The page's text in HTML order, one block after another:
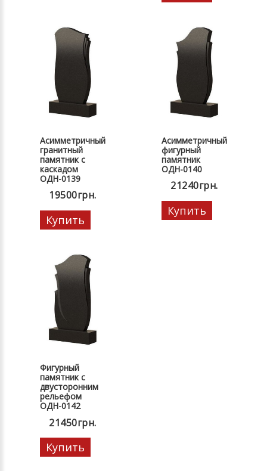
Асимметричный
гранитный
памятник с
каскадом
ОДН-0139
19500грн.
Купить
Асимметричный
фигурный
памятник
ОДН-0140
21240грн.
Купить
Фигурный
памятник с
двусторонним
рельефом
ОДН-0142
21450грн.
Купить